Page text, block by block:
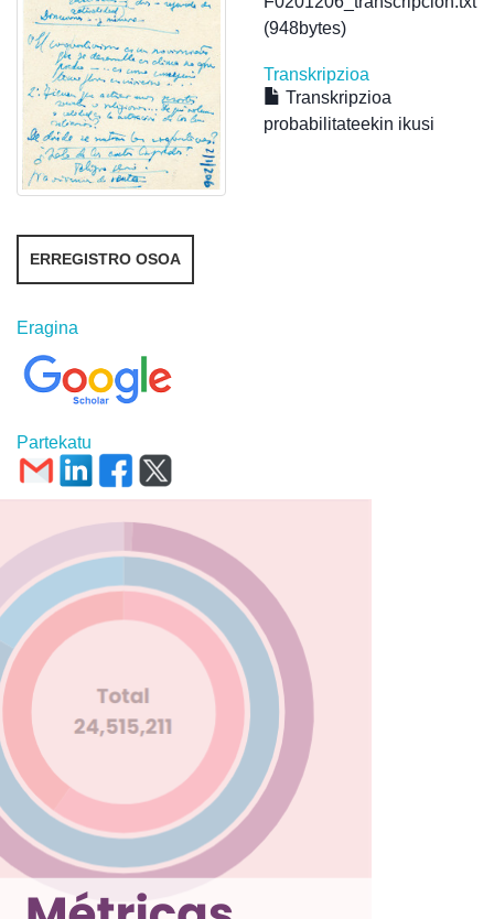
(948bytes)
Transkripzioa
Transkripzioa
probabilitateekin ikusi
ERREGISTRO OSOA
Eragina
Partekatu